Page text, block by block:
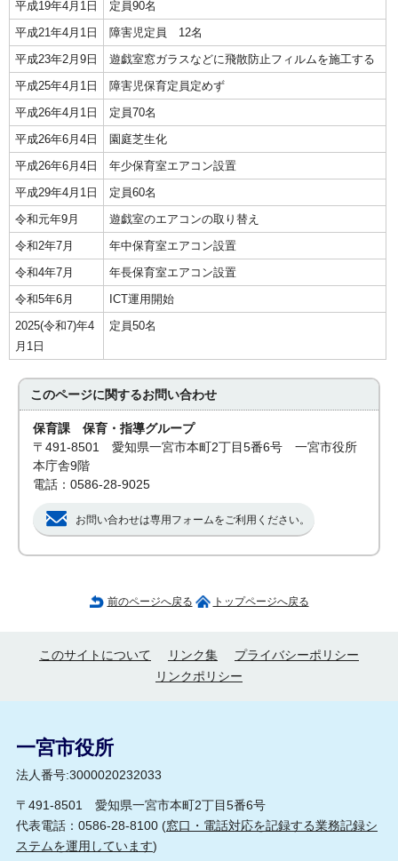
平成19年4月1日
定員90名
平成21年4月1日
障害児定員 12名
平成23年2月9日
遊戯室窓ガラスなどに飛散防止フィルムを施工する
平成25年4月1日
障害児保育定員定めず
平成26年4月1日
定員70名
平成26年6月4日
園庭芝生化
平成26年6月4日
年少保育室エアコン設置
平成29年4月1日
定員60名
令和元年9月
遊戯室のエアコンの取り替え
令和2年7月
年中保育室エアコン設置
令和4年7月
年長保育室エアコン設置
令和5年6月
ICT運用開始
2025(令和7)年4
月1日
定員50名
このページに関するお問い合わせ
保育課 保育・指導グループ
〒491-8501 愛知県一宮市本町2丁目5番6号 一宮市役所
本庁舎9階
電話：0586-28-9025
お問い合わせは専用フォームをご利用ください。
前のページへ戻る トップページへ戻る
このサイトについて リンク集
プライバシーポリシー
リンクポリシー
一宮市役所
法人番号:3000020232033
〒491-8501 愛知県一宮市本町2丁目5番6号
代表電話：0586-28-8100 (窓口・電話対応を記録する業務記録シ
ステムを運用しています)